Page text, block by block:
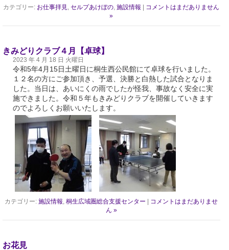
カテゴリー: お仕事拝見,セルプあけぼの,施設情報
コメントはまだありません
»
きみどりクラブ４月【卓球】
2023 年 4 月 18 日 火曜日
令和5年4月15日土曜日に桐生西公民館にて卓球を行いました。
１２名の方にご参加頂き、予選、決勝と白熱した試合となりま
した。当日は、あいにくの雨でしたが怪我、事故なく安全に実
施できました。令和５年もきみどりクラブを開催していきます
のでよろしくお願いいたします。
カテゴリー:施設情報,桐生広域圏総合支援センター
コメントはまだありませ
ん »
お花見